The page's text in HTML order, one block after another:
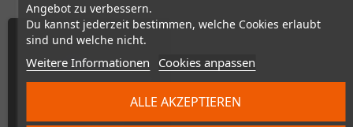
Angebot zu verbessern.
Du kannst jederzeit bestimmen, welche Cookies erlaubt
sind und welche nicht.
Weitere Informationen Cookies anpassen
ALLE AKZEPTIEREN